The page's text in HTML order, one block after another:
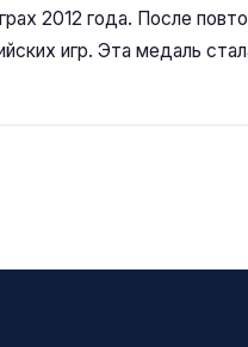
2012 года. После
игр. Эта медаль